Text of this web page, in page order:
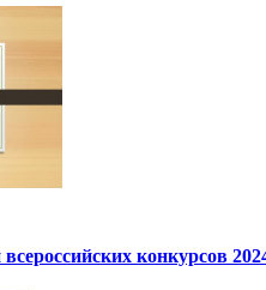
конкурсов